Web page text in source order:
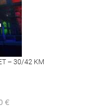
– 30/42 KM
€